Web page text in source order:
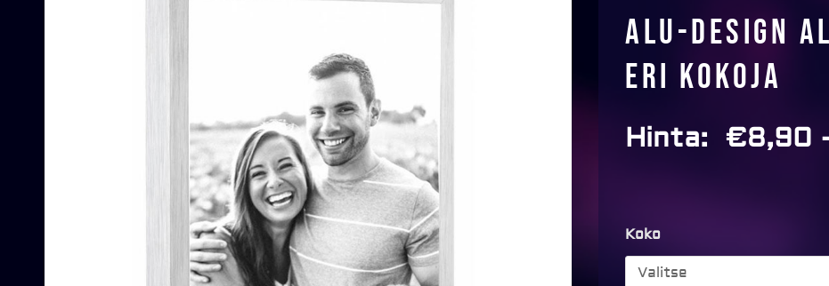
Alu-Design
eri kokoja
Hinta: €8,90
Koko
Alu-
Design
Alumiinikehys